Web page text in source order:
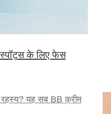
स्पॉट्स के लिए फेस